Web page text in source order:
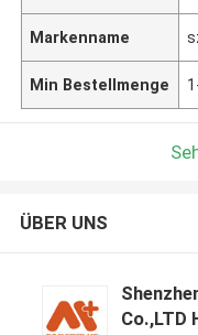
Markenname
Min Bestellmenge
ÜBER UNS